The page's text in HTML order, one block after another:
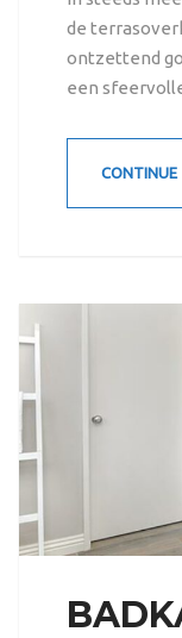
de
ontzettend
een